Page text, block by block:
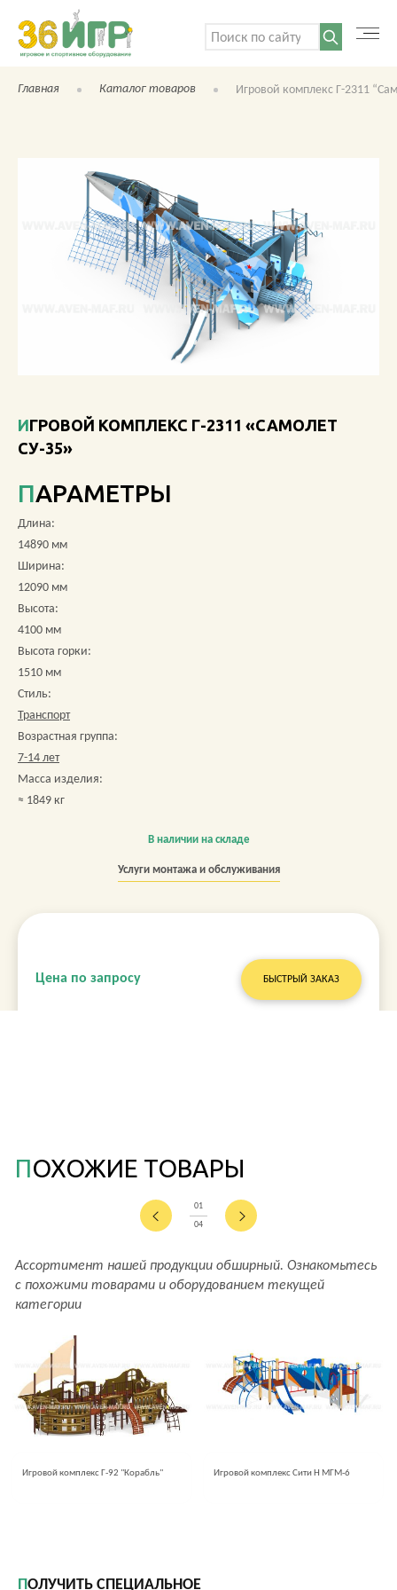
О КОМПАНИИ
Поиск:
Главная Каталог товаров Игровой комплекс Г-2311
ИГРОВОЙ КОМПЛЕКС Г-2311 «САМОЛЕТ
СУ-35»
ПАРАМЕТРЫ
Длина:
14890 мм
Ширина:
12090 мм
Высота:
4100 мм
Высота горки:
1510 мм
Стиль:
Транспорт
Возрастная группа:
7-14 лет
Масса изделия:
≈ 1849 кг
В наличии на складе
Услуги монтажа и обслуживания
Цена по запросу БЫСТРЫЙ ЗАКАЗ
ПОХОЖИЕ ТОВАРЫ
Ассортимент нашей продукции обширный. Ознакомьтесь
с похожими товарами и оборудованием текущей
категории
01
04
Игровой комплекс Г-92 "Корабль" Игровой комплекс Сити H МГМ-6
ПОЛУЧИТЬ СПЕЦИАЛЬНОЕ